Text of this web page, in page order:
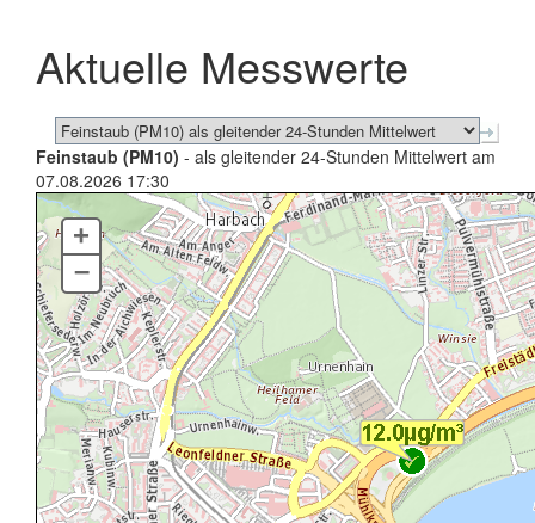
schließen
Aktuelle Messwerte
Feinstaub (PM10) - als gleitender 24-Stunden Mittelwert am
07.08.2026 17:30
+
–